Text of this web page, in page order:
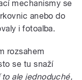
mechanismy se
anebo do
i fotoalba.
rozsahem
se tu snaží
to ale jednoduché,